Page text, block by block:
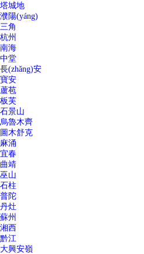
塔城地
濮陽(yáng)
三角
杭州
南海
中堂
長(zhǎng)安
寶安
蘆苞
板芙
石景山
烏魯木齊
圖木舒克
麻涌
宜春
曲靖
巫山
石柱
普陀
丹灶
蘇州
湘西
黔江
大興安嶺